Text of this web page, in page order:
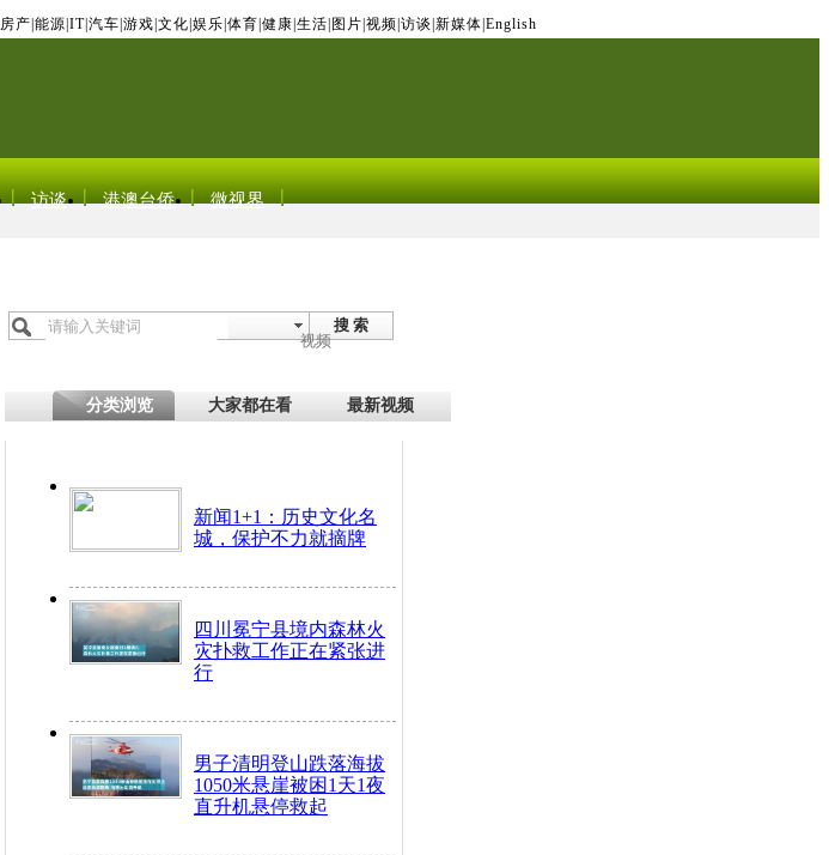
房产 能源 IT| 汽车 游戏 文化 娱乐 体育 健康 生活 图片 视频 访谈 新媒体 English
访谈 港澳台侨 微视界
搜 索
视频
分类浏览 大家都在看 最新视频
新闻1+1：历史文化名
城，保护不力就摘牌
四川冕宁县境内森林火
灾扑救工作正在紧张进
行
男子清明登山跌落海拔
1050米悬崖被困1天1夜
直升机悬停救起